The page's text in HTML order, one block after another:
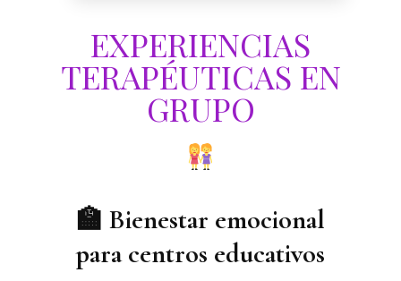
EXPERIENCIAS
TERAPÉUTICAS EN
GRUPO
🏫 Bienestar emocional
para centros educativos